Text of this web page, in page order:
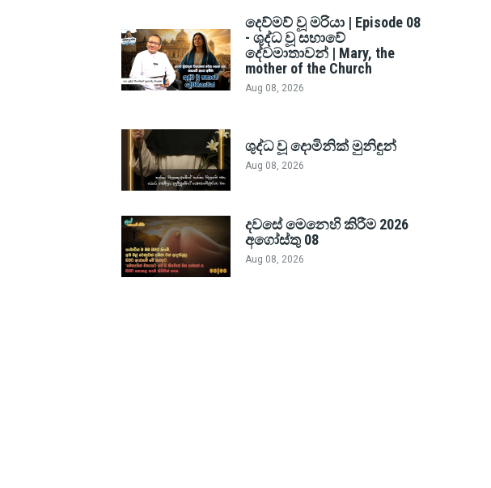
දෙව්මව් වූ මරියා | Episode 08
- ශුද්ධ වූ සභාවේ
දේවමාතාවන් | Mary, the
mother of the Church
Aug 08, 2026
ශුද්ධ වූ දොමිනික් මුනිඳුන්
Aug 08, 2026
දවසේ මෙනෙහි කිරීම 2026
අගෝස්තු 08
Aug 08, 2026